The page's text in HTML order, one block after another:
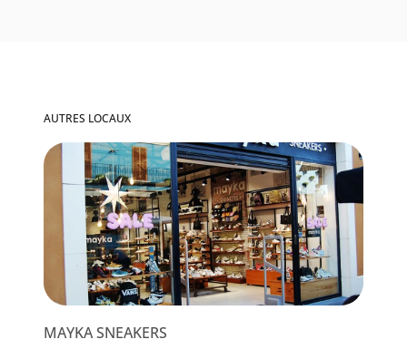
AUTRES LOCAUX
MAYKA SNEAKERS